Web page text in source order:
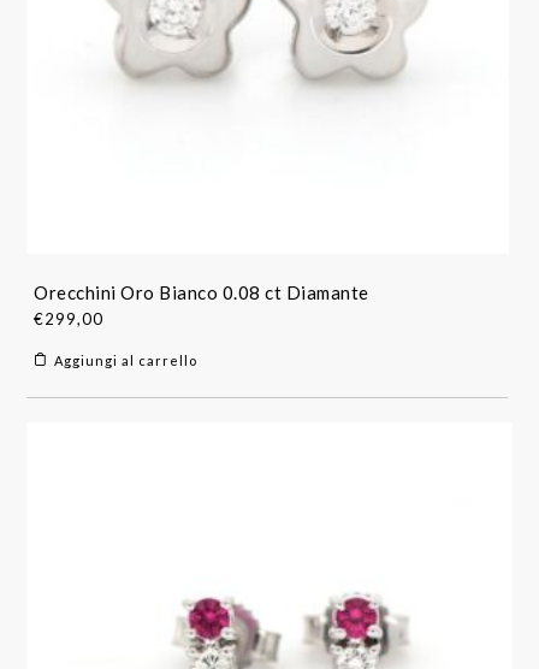
Orecchini Oro Bianco 0.08 ct Diamante
€299,00
Aggiungi al carrello